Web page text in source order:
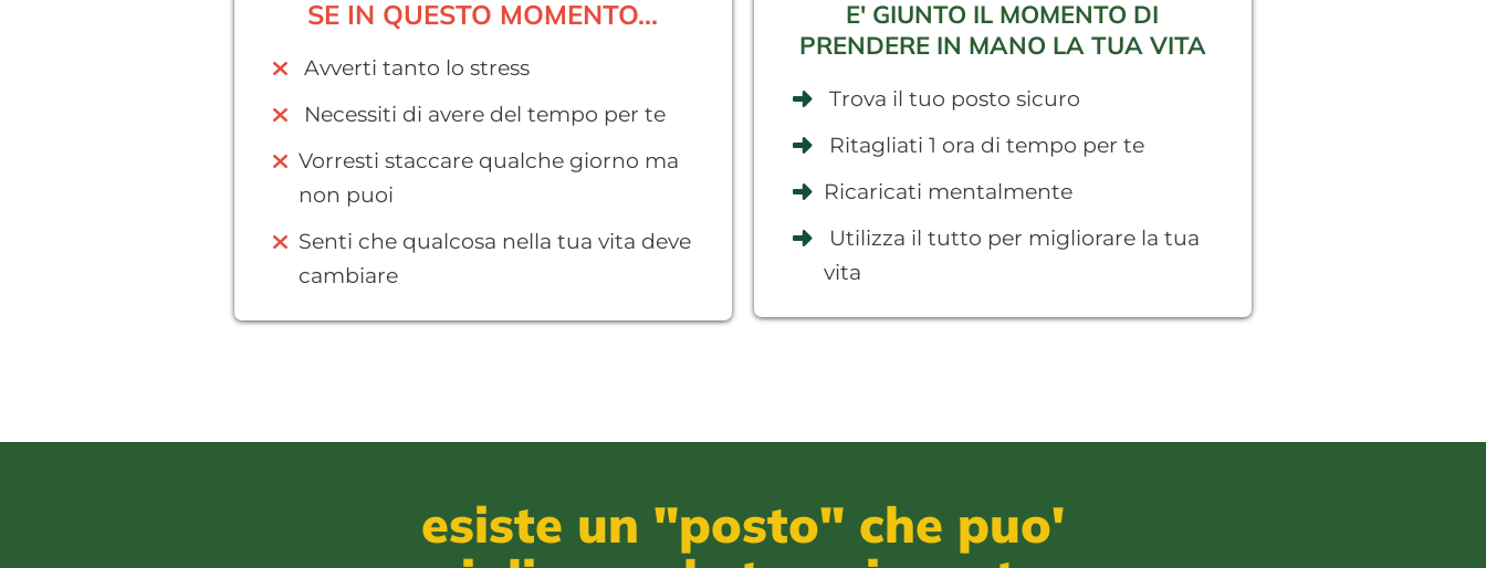
SE IN QUESTO MOMENTO...
Avverti tanto lo stress
Necessiti di avere del tempo per te
Vorresti staccare qualche giorno ma
non puoi
Senti che qualcosa nella tua vita deve
cambiare
E' GIUNTO IL MOMENTO DI
PRENDERE IN MANO LA TUA VITA
Trova il tuo posto sicuro
Ritagliati 1 ora di tempo per te
Ricaricati mentalmente
Utilizza il tutto per migliorare la tua
vita
esiste un "posto" che puo'